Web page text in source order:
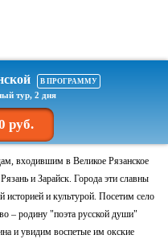
В ПРОГРАММУ
тур, 2 дня
руб.
входившим в Великое Рязанское
и Зарайск. Города эти славны
историей и культурой. Посетим село
– родину "поэта русской души"
и увидим воспетые им окские